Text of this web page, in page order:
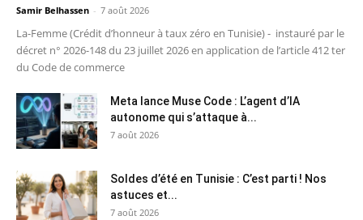
Samir Belhassen - 7 août 2026
La-Femme (Crédit d’honneur à taux zéro en Tunisie) - instauré par le
décret n° 2026-148 du 23 juillet 2026 en application de l’article 412 ter
du Code de commerce
Meta lance Muse Code : L’agent d’IA
autonome qui s’attaque à...
7 août 2026
Soldes d’été en Tunisie : C’est parti ! Nos
astuces et...
7 août 2026